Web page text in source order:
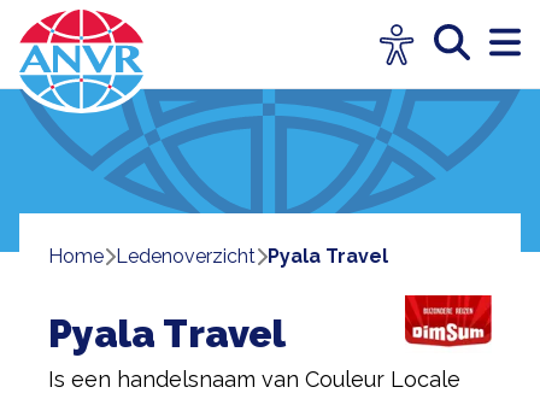
Home ledenoverzicht Pyala Travel
Pyala Travel
Is een handelsnaam van Couleur Locale